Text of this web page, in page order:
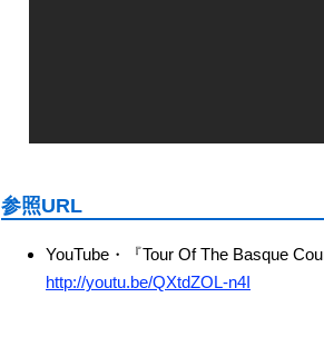
参照URL
YouTube・『Tour Of The Basque
http://youtu.be/QXtdZOL-n4I